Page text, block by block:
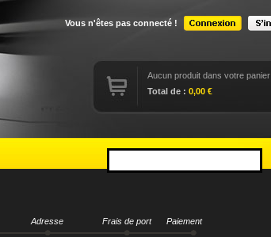
Vous n'êtes pas connecté !
Aucun produit dans votre panier
Total de : 0,00 €
Adresse Frais de port Paiement